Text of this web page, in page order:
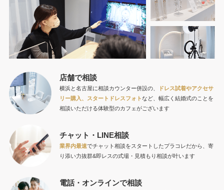
店舗で相談
横浜と名古屋に相談カウンター併設の、
ドレス試着やアクセサ
リー購入、スタートドレスフォトなど、幅広く結婚式のことを
相談いただける体験型のカフェがございます
チャット・LINE相談
業界内最速でチャット相談をスタートしたプラコレだから、寄
り添い力抜群&即レスの式場・見積もり相談が叶います
電話・オンラインで相談